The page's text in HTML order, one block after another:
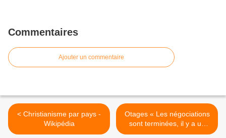
Commentaires
Ajouter un commentaire
< Christianisme par pays -
Wikipédia
Otages « Les négociations
sont terminées, il y a un
accord » - Jforum.fr >